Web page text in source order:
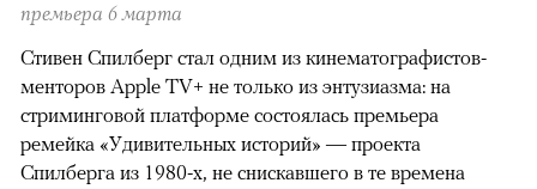
премьера 6 марта
Стивен Спилберг стал одним из кинематографистов-
менторов Apple TV+ не только из энтузиазма: на
стриминговой платформе состоялась премьера
ремейка «Удивительных историй» — проекта
Спилберга из 1980-х, не снискавшего в те времена